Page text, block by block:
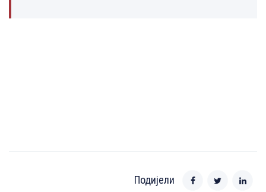
Подијели